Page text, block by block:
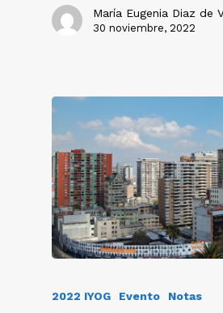
María Eugenia Diaz de
30 noviembre, 2022
2022 IYOG Evento Notas